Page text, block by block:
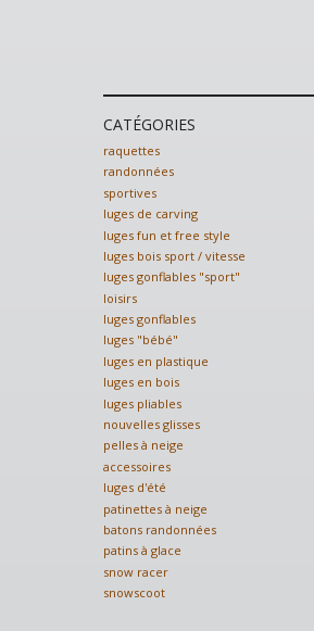
CATÉGORIES
raquettes
randonnées
sportives
luges de carving
luges fun et free style
luges bois sport / vitesse
luges gonflables "sport"
loisirs
luges gonflables
luges "bébé"
luges en plastique
luges en bois
luges pliables
nouvelles glisses
pelles à neige
accessoires
luges d'été
patinettes à neige
batons randonnées
patins à glace
snow racer
snowscoot